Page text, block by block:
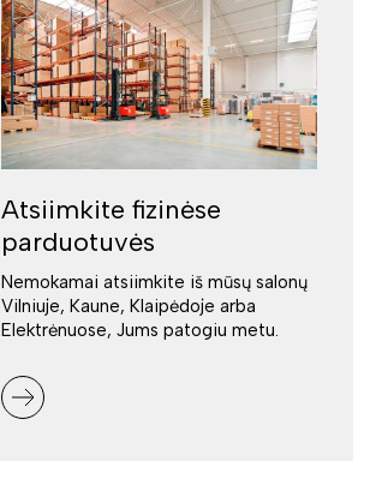
Atsiimkite fizinėse
parduotuvės
Nemokamai atsiimkite iš mūsų salonų
Vilniuje, Kaune, Klaipėdoje arba
Elektrėnuose, Jums patogiu metu.